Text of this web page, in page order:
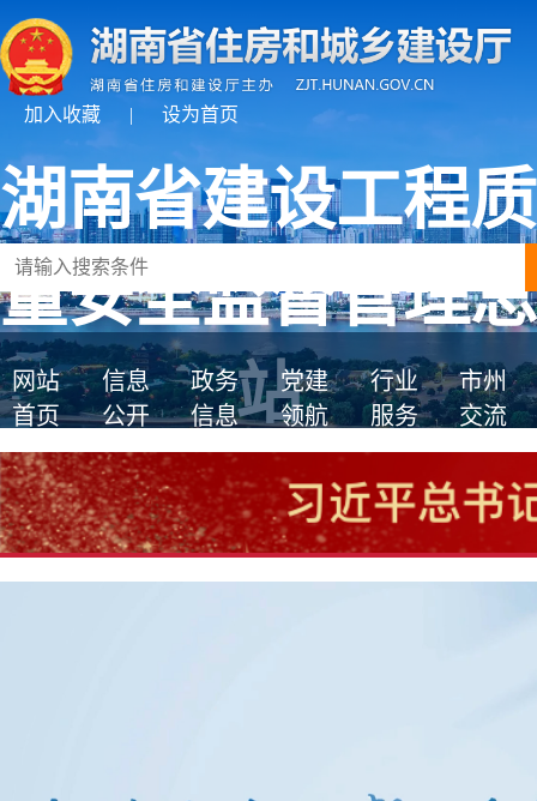
加入收藏 | 设为首页
湖南省建设工程质
量安全监督管理总
站
网站
首页
信息
公开
政务
信息
党建
领航
行业
服务
市州
交流